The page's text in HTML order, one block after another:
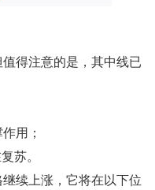
得注意的是，其中线已
用；
苏。
续上涨，它将在以下位